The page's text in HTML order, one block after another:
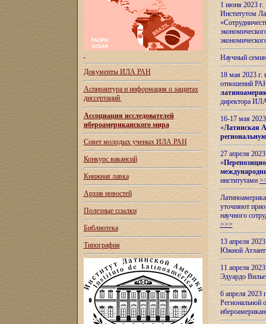
Документы ИЛА РАН
Аспирантура и информация о защитах
диссертаций
Ассоциация исследователей
ибероамериканского мира
Совет молодых ученых ИЛА РАН
Конкурс вакансий
Книжная лавка
Архив новостей
Полезные ссылки
Библиотека
Типография
1 июня 2023
Институтом
Научный
18 мая 2023
отношений
директора
16-17 мая
«Латинская
27 апреля
«
институтами
уточняют
научного
>>>
13 апреля
Южной
11 апреля
Эдуардо
6 апреля
Региональной